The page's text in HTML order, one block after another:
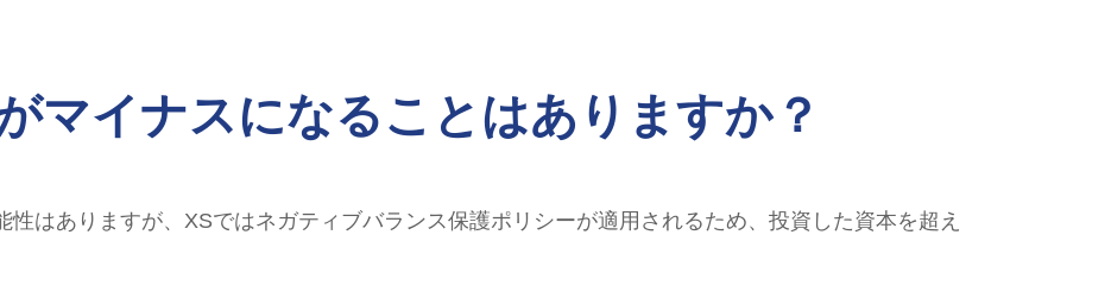
マイナスになることはありますか？
はありますが、XSではネガティブバランス保護ポリシーが適用されるため、投資した資本を超え